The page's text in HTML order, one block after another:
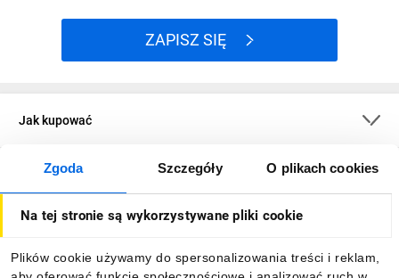
Zgoda Szczegóły O plikach cookies
Na tej stronie są wykorzystywane pliki cookie
Plików cookie używamy do spersonalizowania treści i reklam,
ZAPISZ SIĘ
Jak kupować
O firmie